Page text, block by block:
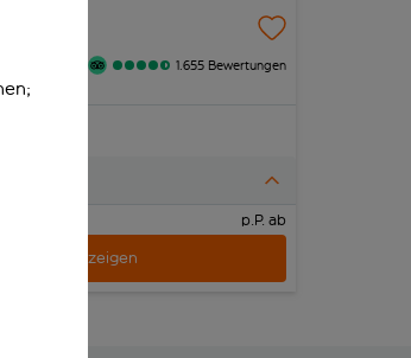
1.655 Bewertungen
p.P. ab
Urlaub anzeigen